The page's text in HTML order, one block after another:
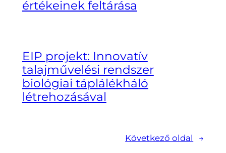
értékeinek feltárása
EIP projekt: Innovatív
talajművelési rendszer
biológiai táplálékháló
létrehozásával
Következő oldal →